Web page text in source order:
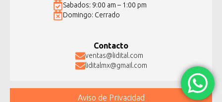
Sabados: 9:00 am – 1:00 pm
Domingo: Cerrado
Contacto
ventas@lidital.com
liditalmx@gmail.com
Aviso de Privacidad